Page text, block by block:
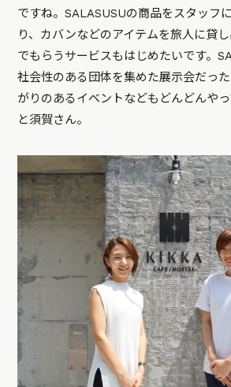
ですね。SALASUSUの商品をスタッフ
り、カバンなどのアイテムを旅人に貸
でもらうサービスもはじめたいです。
社会性のある団体を集めた展示会だっ
がりのあるイベントなどもどんどんやっ
と須賀さん。